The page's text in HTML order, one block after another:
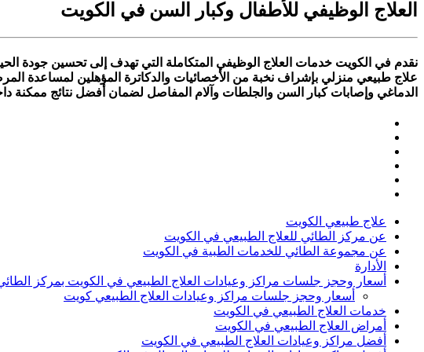
العلاج الوظيفي للأطفال وكبار السن في الكويت
نقدم في الكويت خدمات العلاج الوظيفي المتكاملة التي تهدف إلى تحسين جودة
علاج طبيعي منزلي بإشراف نخبة من الأخصائيات والدكاترة المؤهلين لمساعدة
الدماغي وإصابات كبار السن والجلطات وآلام المفاصل لضمان أفضل نتائج ممكنة
علاج طبيعي الكويت
عن مركز الطائي للعلاج الطبيعي في الكويت
عن مجموعة الطائي للخدمات الطبية في الكويت
الأدارة
أسعار وحجز جلسات مراكز وعيادات العلاج الطبيعي في الكويت بمركز
أسعار وحجز جلسات مراكز وعيادات العلاج الطبيعي كويت
خدمات العلاج الطبيعي في الكويت
أمراض العلاج الطبيعي في الكويت
أفضل مراكز وعيادات العلاج الطبيعي في الكويت